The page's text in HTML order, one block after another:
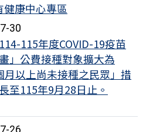
行性維護停機公告
民小學115學年度一般科、美術
次招考結果暨第二次招考公告
果及其相關製品之衛生安全管理，
染發生
山國小
健康中心專區
30
115年度COVID-19疫苗
」公費接種對象擴大為
月以上尚未接種之民眾」措
至115年9月28日止。